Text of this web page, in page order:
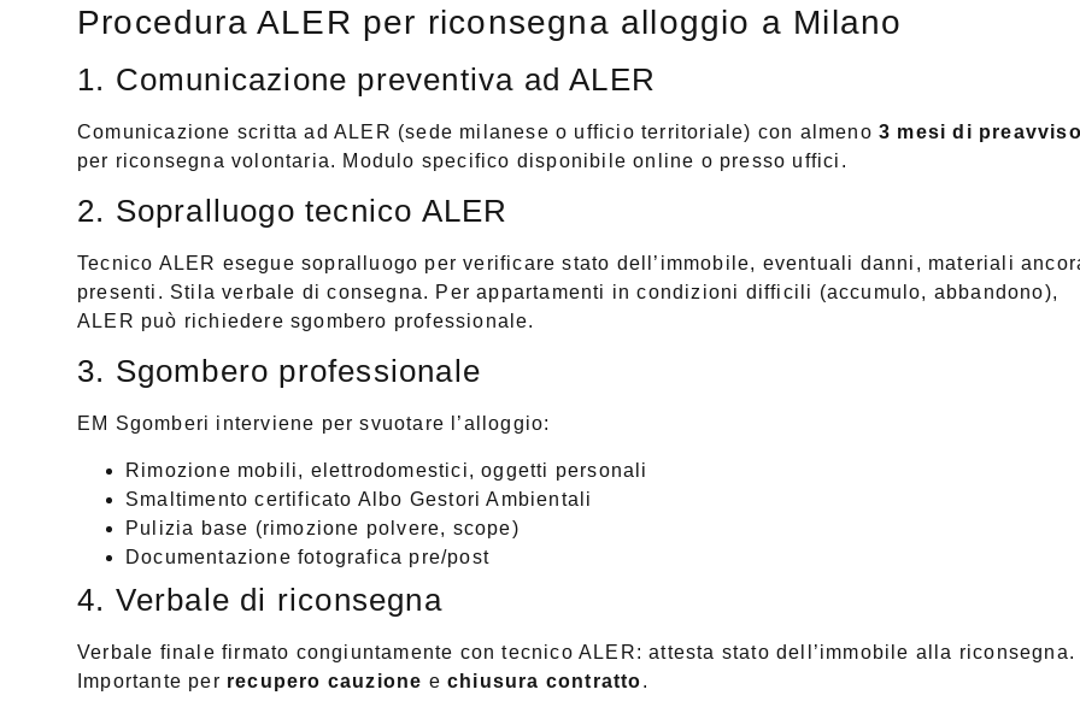
Procedura ALER per riconsegna alloggio a Milano
1. Comunicazione preventiva ad ALER
Comunicazione scritta ad ALER (sede milanese o ufficio territoriale) con almeno 3 mesi di
per riconsegna volontaria. Modulo specifico disponibile online o presso uffici.
2. Sopralluogo tecnico ALER
Tecnico ALER esegue sopralluogo per verificare stato dell’immobile, eventuali danni, materiali
presenti. Stila verbale di consegna. Per appartamenti in condizioni difficili (accumulo, abbandono),
ALER può richiedere sgombero professionale.
3. Sgombero professionale
EM Sgomberi interviene per svuotare l’alloggio:
Rimozione mobili, elettrodomestici, oggetti personali
Smaltimento certificato Albo Gestori Ambientali
Pulizia base (rimozione polvere, scope)
Documentazione fotografica pre/post
4. Verbale di riconsegna
Verbale finale firmato congiuntamente con tecnico ALER: attesta stato dell’immobile alla riconsegna.
Importante per recupero cauzione echiusura contratto.